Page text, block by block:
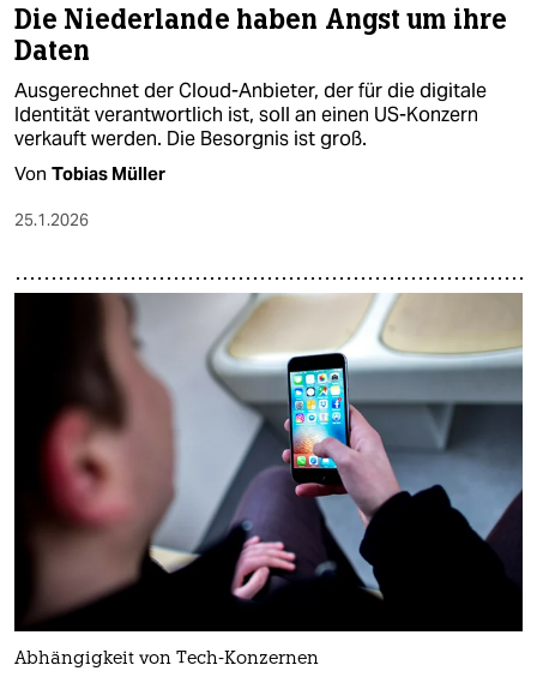
Die Niederlande haben Angst um ihre
Daten
Ausgerechnet der Cloud-Anbieter, der für die digitale
Identität verantwortlich ist, soll an einen US-Konzern
verkauft werden. Die Besorgnis ist groß.
Von Tobias Müller
25.1.2026
Abhängigkeit von Tech-Konzernen